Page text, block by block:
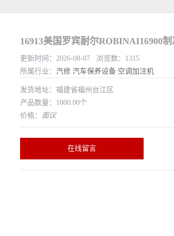
更新时间：2026-08-07 浏览数：1315
所属行业： 汽修 汽车保养设备 空调加注机
发货地址：福建省福州台江区
产品数量：1000.00个
价格： 面议
在线留言